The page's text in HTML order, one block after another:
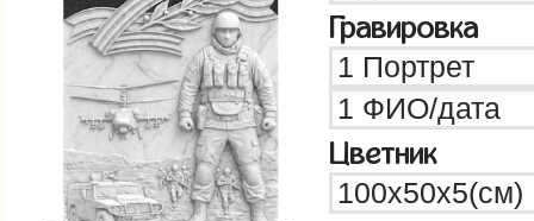
Гравировка
Цветник